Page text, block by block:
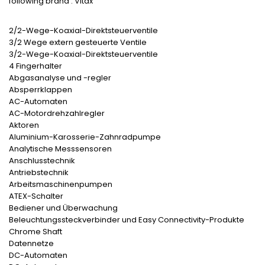
2/2-Wege-Koaxial-Direktsteuerventile
3/2 Wege extern gesteuerte Ventile
3/2-Wege-Koaxial-Direktsteuerventile
4 Fingerhalter
Abgasanalyse und -regler
Absperrklappen
AC-Automaten
AC-Motordrehzahlregler
Aktoren
Aluminium-Karosserie-Zahnradpumpe
Analytische Messsensoren
Anschlusstechnik
Antriebstechnik
Arbeitsmaschinenpumpen
ATEX-Schalter
Bediener und Überwachung
Beleuchtungssteckverbinder und Easy Connectivity-Produkte
Chrome Shaft
Datennetze
DC-Automaten